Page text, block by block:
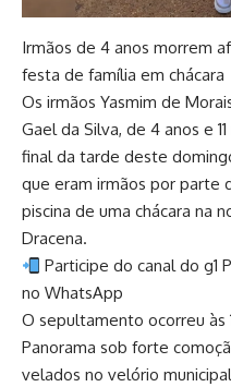
Irmãos de 4 anos morrem
festa de família em chácara
Os irmãos Yasmim de
Gael da Silva, de 4 anos e
final da tarde deste
que eram irmãos por parte
piscina de uma chácara na
Dracena.
Participe do canal do g1
no WhatsApp
O sepultamento ocorreu às
Panorama sob forte
velados no velório